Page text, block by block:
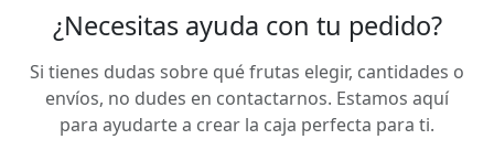
¿Necesitas ayuda con tu pedido?
Si tienes dudas sobre qué frutas elegir, cantidades o
envíos, no dudes en contactarnos. Estamos aquí
para ayudarte a crear la caja perfecta para ti.